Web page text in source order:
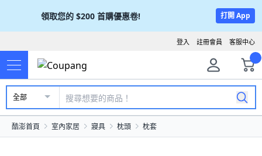
領取您的 $200 首購優惠卷! 打開 App
客服中心
註冊會員
登入
全部
酷澎首頁 室內家居 寢具 枕頭 枕套